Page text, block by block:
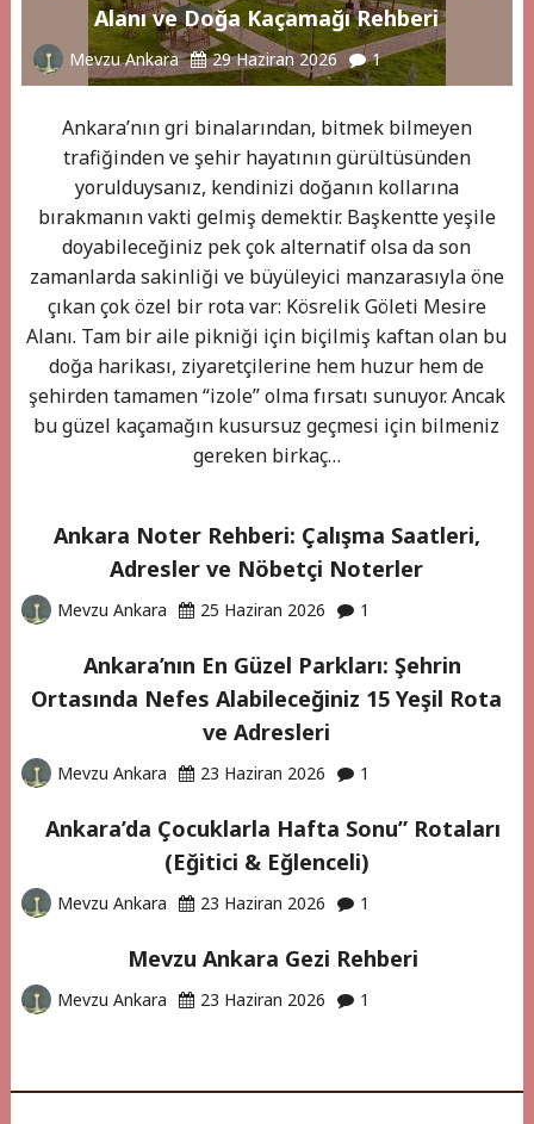
Alanı ve Doğa Kaçamağı Rehberi
Mevzu Ankara 29 Haziran 2026 1
Ankara’nın gri binalarından, bitmek bilmeyen
trafiğinden ve şehir hayatının gürültüsünden
yorulduysanız, kendinizi doğanın kollarına
bırakmanın vakti gelmiş demektir. Başkentte yeşile
doyabileceğiniz pek çok alternatif olsa da son
zamanlarda sakinliği ve büyüleyici manzarasıyla öne
çıkan çok özel bir rota var: Kösrelik Göleti Mesire
Alanı. Tam bir aile pikniği için biçilmiş kaftan olan bu
doğa harikası, ziyaretçilerine hem huzur hem de
şehirden tamamen “izole” olma fırsatı sunuyor. Ancak
bu güzel kaçamağın kusursuz geçmesi için bilmeniz
gereken birkaç…
Ankara Noter Rehberi: Çalışma Saatleri,
Adresler ve Nöbetçi Noterler
Mevzu Ankara 25 Haziran 2026 1
Ankara’nın En Güzel Parkları: Şehrin
Ortasında Nefes Alabileceğiniz 15 Yeşil Rota
ve Adresleri
Mevzu Ankara 23 Haziran 2026 1
Ankara’da Çocuklarla Hafta Sonu” Rotaları
(Eğitici & Eğlenceli)
Mevzu Ankara 23 Haziran 2026 1
Mevzu Ankara Gezi Rehberi
Mevzu Ankara 23 Haziran 2026 1